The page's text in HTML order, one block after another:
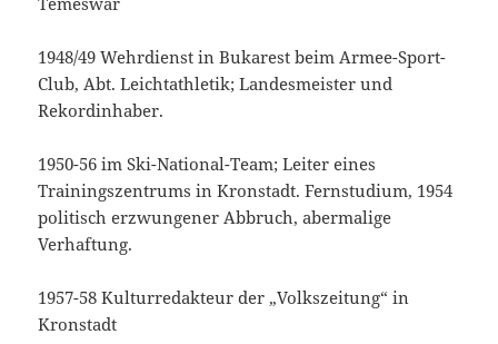
1948/49 Wehrdienst in Bukarest beim Armee-Sport-
Club, Abt. Leichtathletik; Landesmeister und
Rekordinhaber.
1950-56 im Ski-National-Team; Leiter eines
Trainingszentrums in Kronstadt. Fernstudium, 1954
politisch erzwungener Abbruch, abermalige
Verhaftung.
1957-58 Kulturredakteur der „Volkszeitung“ in
Kronstadt